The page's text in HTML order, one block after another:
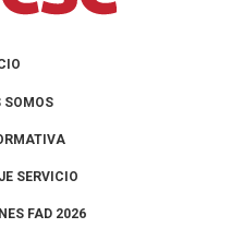
SOMOS
SERVICIO
FAD 2026